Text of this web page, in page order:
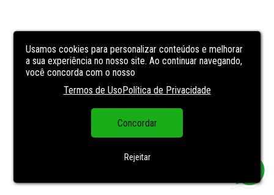
Usamos cookies para personalizar conteúdos e melhorar
a sua experiência no nosso site. Ao continuar navegando,
você concorda com o nosso
Termos de UsoPolítica de Privacidade
Concordar
Rejeitar